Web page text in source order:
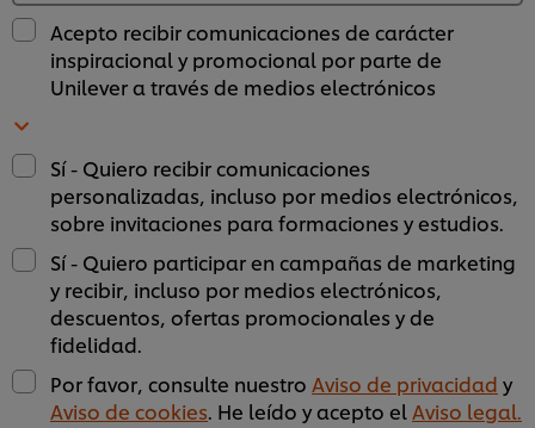
Acepto recibir comunicaciones de carácter
inspiracional y promocional por parte de
Unilever a través de medios electrónicos
Sí - Quiero recibir comunicaciones
personalizadas, incluso por medios electrónicos,
sobre invitaciones para formaciones y estudios.
Sí - Quiero participar en campañas de marketing
y recibir, incluso por medios electrónicos,
descuentos, ofertas promocionales y de
fidelidad.
Por favor, consulte nuestro Aviso de privacidad y
Aviso de cookies. He leído y acepto elAviso legal.